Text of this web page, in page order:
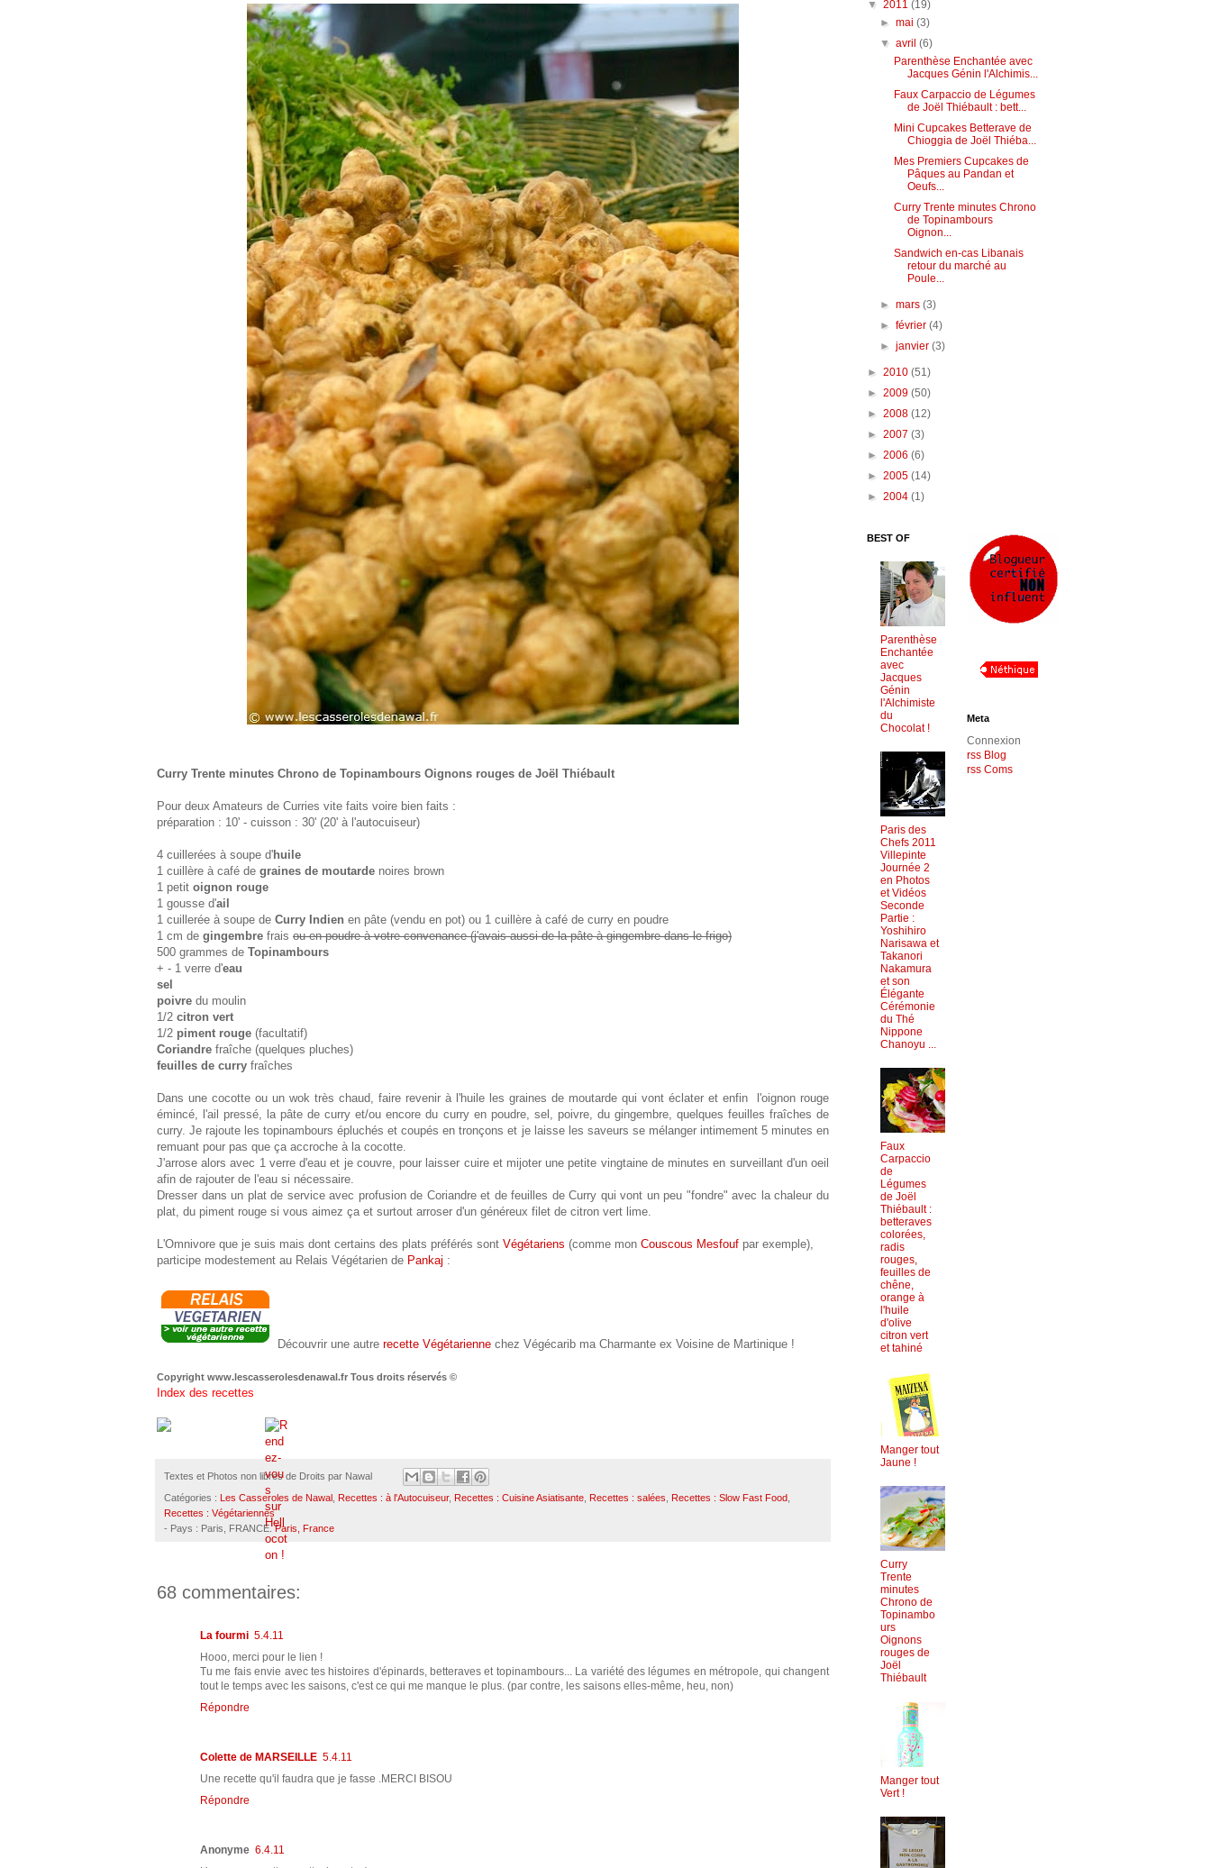
Curry Trente minutes Chrono de Topinambours Oignons rouges de Joël Thiébault
Pour deux Amateurs de Curries vite faits voire bien faits :
préparation : 10' - cuisson : 30' (20' à l'autocuiseur)
4 cuillerées à soupe d'huile
1 cuillère à café de graines de moutarde noires brown
1 petit oignon rouge
1 gousse d'ail
1 cuillerée à soupe de Curry Indien en pâte (vendu en pot) ou 1 cuillère à café de curry en poudre
1 cm de gingembre frais ou en poudre à votre convenance (j'avais aussi de la pâte à gingembre dans le frigo)
500 grammes de Topinambours
+ - 1 verre d'eau
sel
poivre du moulin
1/2 citron vert
1/2 piment rouge (facultatif)
Coriandre fraîche (quelques pluches)
feuilles de curry fraîches
Dans une cocotte ou un wok très chaud, faire revenir à l'huile les graines de moutarde qui vont éclater et enfin l'oignon rouge
émincé, l'ail pressé, la pâte de curry et/ou encore du curry en poudre, sel, poivre, du gingembre, quelques feuilles fraîches de
curry. Je rajoute les topinambours épluchés et coupés en tronçons et je laisse les saveurs se mélanger intimement 5 minutes en
remuant pour pas que ça accroche à la cocotte.
J'arrose alors avec 1 verre d'eau et je couvre, pour laisser cuire et mijoter une petite vingtaine de minutes en surveillant d'un oeil
afin de rajouter de l'eau si nécessaire.
Dresser dans un plat de service avec profusion de Coriandre et de feuilles de Curry qui vont un peu "fondre" avec la chaleur du
plat, du piment rouge si vous aimez ça et surtout arroser d'un généreux filet de citron vert lime.
L'Omnivore que je suis mais dont certains des plats préférés sont Végétariens (comme mon Couscous Mesfouf par exemple),
participe modestement au Relais Végétarien de Pankaj :
Découvrir une autre recette Végétarienne chez Végécarib ma Charmante ex Voisine de Martinique !
Copyright www.lescasserolesdenawal.fr Tous droits réservés ©
Index des recettes
Textes et Photos non libres de Droits par Nawal
Catégories : Les Casseroles de Nawal Recettes : à l'Autocuiseur, Recettes : Cuisine Asiatisante Recettes : salées Recettes : Slow Fast Food
Recettes : Végétariennes
- Pays : Paris, FRANCE.Paris, France
68 commentaires:
La fourmi 5.4.11
Hooo, merci pour le lien !
Tu me fais envie avec tes histoires d'épinards, betteraves et topinambours... La variété des légumes en métropole, qui changent
tout le temps avec les saisons, c'est ce qui me manque le plus. (par contre, les saisons elles-même, heu, non)
Répondre
Colette de MARSEILLE 5.4.11
Une recette qu'il faudra que je fasse .MERCI BISOU
Répondre
Anonyme 6.4.11
▼ 2011 (19)
►mai(3)
▼avril(6)
Parenthèse Enchantée avec
Jacques Génin l'Alchimis...
Faux Carpaccio de Légumes
de Joël Thiébault : bett...
Mini Cupcakes Betterave de
Chioggia de Joël Thiéba...
Mes Premiers Cupcakes de
Pâques au Pandan et
Oeufs...
Curry Trente minutes Chrono
de Topinambours
Oignon...
Sandwich en-cas Libanais
retour du marché au
Poule...
►mars(3)
►février(4)
►janvier(3)
► 2010 (51)
► 2009 (50)
► 2008 (12)
► 2007 (3)
► 2006 (6)
► 2005 (14)
► 2004 (1)
BEST OF
Parenthèse
Enchantée
avec
Jacques
Génin
l'Alchimiste
du
Chocolat !
Paris des
Chefs 2011
Villepinte
Journée 2
en Photos
et Vidéos
Seconde
Partie :
Yoshihiro
Narisawa et
Takanori
Nakamura
et son
Élégante
Cérémonie
du Thé
Nippone
Chanoyu ...
Faux
Carpaccio
de
Légumes
de Joël
Thiébault :
betteraves
colorées,
radis
rouges,
feuilles de
chêne,
orange à
l'huile
d'olive
citron vert
et tahiné
Manger tout
Jaune !
Curry
Trente
minutes
Chrono de
Topinambo
urs
Oignons
rouges de
Joël
Thiébault
Manger tout
Vert !
Meta
Connexion
rss Blog
rss Coms